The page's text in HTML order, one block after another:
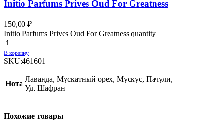
Initio Parfums Prives Oud For Greatness
150,00 ₽
Initio Parfums Prives Oud For Greatness quantity
В корзину
SKU:461601
Нота
Лаванда, Мускатный орех, Мускус, Пачули,
Уд, Шафран
Похожие товары